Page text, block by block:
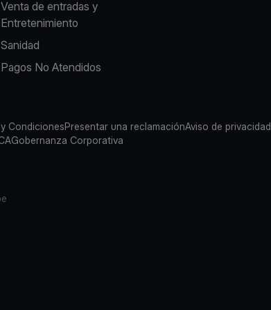
Venta de entradas y
Entretenimiento
Sanidad
Pagos No Atendidos
CondicionesPresentar una reclamaciónAviso de privacidad
Gobernanza Corporativa